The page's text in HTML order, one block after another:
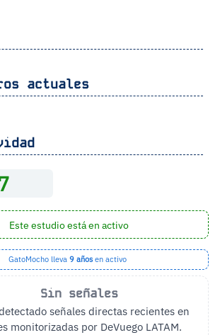
actuales
Este estudio está en activo
GatoMocho lleva 9 años en activo
Sin señales
señales directas recientes en
monitorizadas por DeVuego LATAM.